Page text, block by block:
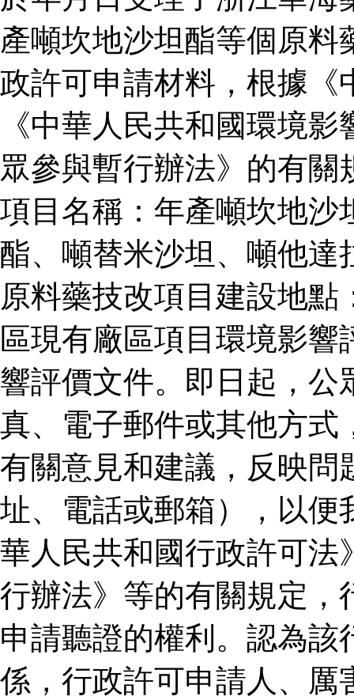
產噸坎地沙坦酯等個原
政許可申請材料，根據《
《中華人民共和國環境
眾參與暫行辦法》的有
項目名稱：年產噸坎地沙
酯、噸替米沙坦、噸他達
原料藥技改項目建設地
區現有廠區項目環境影
響評價文件。即日起，公
真、電子郵件或其他方式
有關意見和建議，反映問
址、電話或郵箱），以便
華人民共和國行政許可法
行辦法》等的有關規定，
申請聽證的權利。認為
係，行政許可申請人、厲